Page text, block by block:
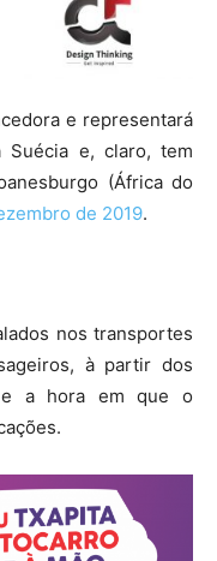
e representará
Suécia e, claro, tem
(África do
de 2019.
nos transportes
à partir dos
e a hora em que o